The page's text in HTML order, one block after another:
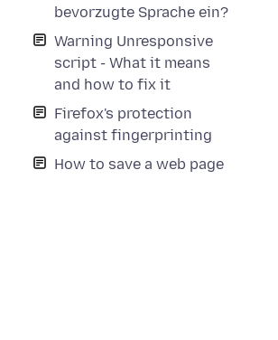
bevorzugte Sprache ein?
Warning Unresponsive
script - What it means
and how to fix it
Firefox's protection
against fingerprinting
How to save a web page